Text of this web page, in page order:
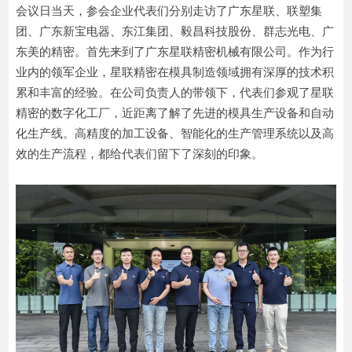
会议日当天，参会企业代表们分别走访了广东星联、联塑集
团、广东新宝电器、东江集团、毅昌科技股份、群志光电、广
东美的精密。首先来到了广东星联精密机械有限公司。作为行
业内的领军企业，星联精密在模具制造领域拥有深厚的技术积
累和丰富的经验。在公司负责人的带领下，代表们参观了星联
精密的数字化工厂，近距离了解了先进的模具生产设备和自动
化生产线。高精度的加工设备、智能化的生产管理系统以及高
效的生产流程，都给代表们留下了深刻的印象。